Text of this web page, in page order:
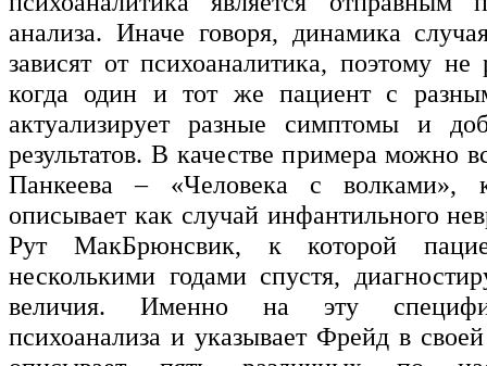
анализа. Иначе говоря, динамика
зависят от психоаналитика, поэтому не
когда один и тот же пациент с
актуализирует разные симптомы и
результатов. В качестве примера можно
Панкеева – «Человека с волками»,
описывает как случай инфантильного
Рут МакБрюнсвик, к которой
несколькими годами спустя,
величия. Именно на эту
психоанализа и указывает Фрейд в